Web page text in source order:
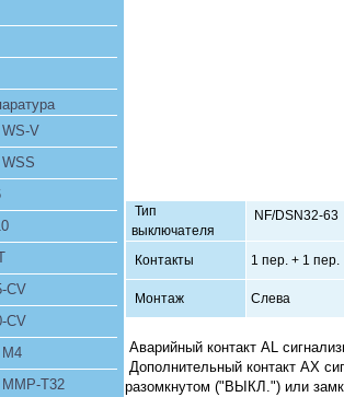
V
CV
CV
T32
Тип
выключателя
NF/DSN32-63
Контакты 1 пер. + 1 пер.
Монтаж Слева
Аварийный контакт AL
Дополнительный контакт AX
разомкнутом ("ВЫКЛ.") или